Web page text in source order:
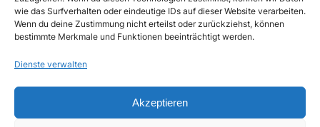
wie das Surfverhalten oder eindeutige IDs auf dieser Website verarbeiten.
Wenn du deine Zustimmung nicht erteilst oder zurückziehst, können
bestimmte Merkmale und Funktionen beeinträchtigt werden.
Dienste verwalten
Akzeptieren
Cinema Iran
Impressum &